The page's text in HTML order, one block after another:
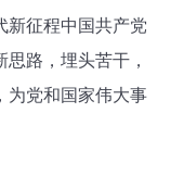
新征程中国共产党
路，埋头苦干，
为党和国家伟大事